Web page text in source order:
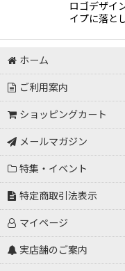
ロゴデザイ
イプに落と
ホーム
ご利用案内
ショッピングカート
メールマガジン
特集・イベント
特定商取引法表示
マイページ
実店舗のご案内